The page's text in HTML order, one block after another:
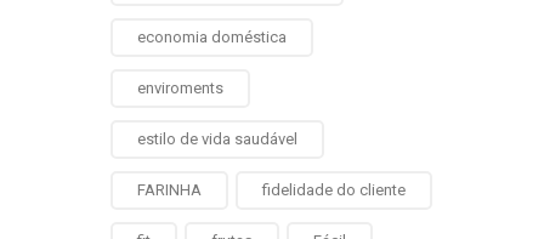
economia doméstica
enviroments
estilo de vida saudável
FARINHA fidelidade do cliente